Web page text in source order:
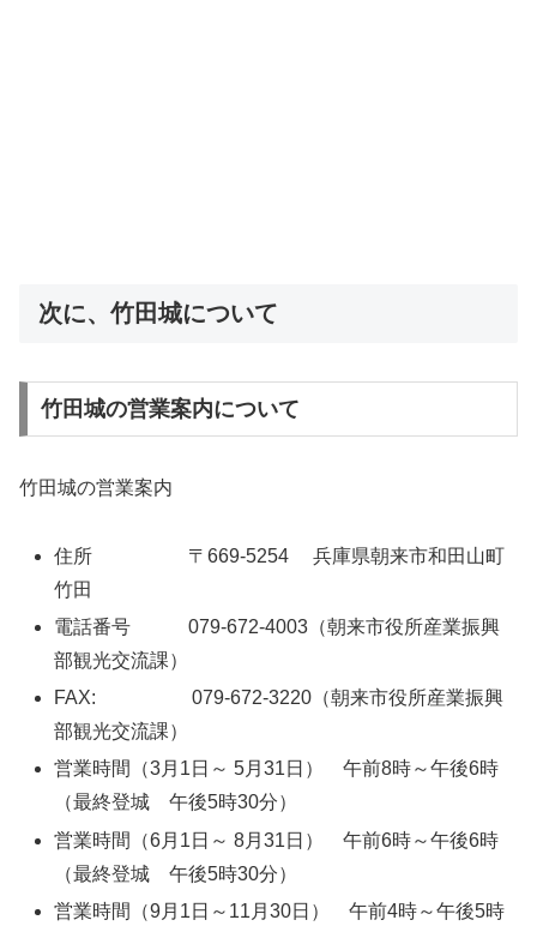
次に、竹田城について
竹田城の営業案内について
竹田城の営業案内
住所 〒669-5254 兵庫県朝来市和田山町
竹田
電話番号 079-672-4003（朝来市役所産業振興
部観光交流課）
FAX: 079-672-3220（朝来市役所産業振興
部観光交流課）
営業時間（3月1日～ 5月31日） 午前8時～午後6時
（最終登城 午後5時30分）
営業時間（6月1日～ 8月31日） 午前6時～午後6時
（最終登城 午後5時30分）
営業時間（9月1日～11月30日） 午前4時～午後5時